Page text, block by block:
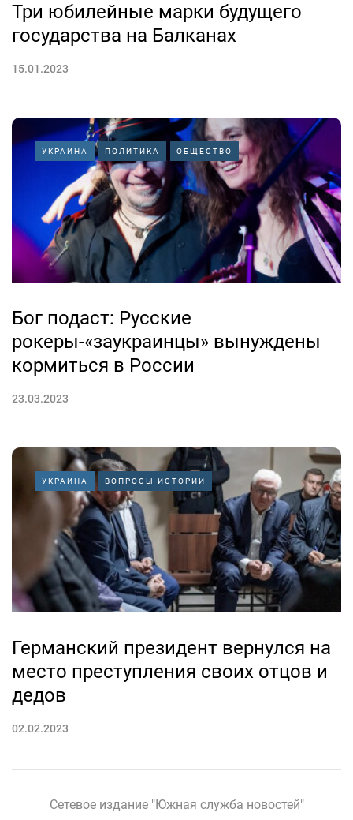
Три юбилейные марки будущего
государства на Балканах
15.01.2023
УКРАИНА ПОЛИТИКА ОБЩЕСТВО
Бог подаст: Русские
рокеры-«заукраинцы» вынуждены
кормиться в России
23.03.2023
УКРАИНА ВОПРОСЫ ИСТОРИИ
Германский президент вернулся на
место преступления своих отцов и
дедов
02.02.2023
Сетевое издание "Южная служба новостей"